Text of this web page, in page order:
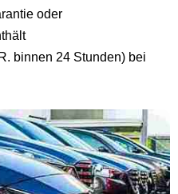
oder
binnen 24 Stunden) bei